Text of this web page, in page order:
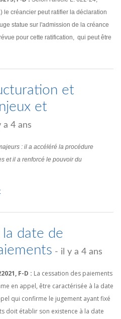
le créancier peut ratifier la déclaration
statue sur l'admission de la créance
pour cette ratification, qui peut être
et
et
a 4 ans
: il a accéléré la procédure
et il a renforcé le pouvoir du
date de
- il y a 4 ans
F-D : La cessation des paiements
en appel, être caractérisée à la date
qui confirme le jugement ayant fixé
doit établir son existence à la date